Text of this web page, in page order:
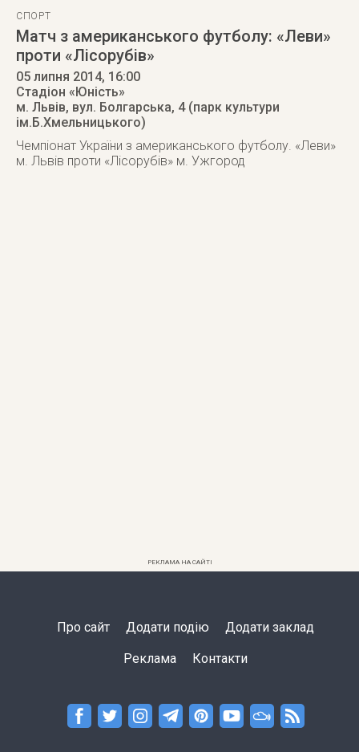
СПОРТ
Матч з американського футболу: «Леви»
проти «Лісорубів»
05 липня 2014, 16:00
Стадіон «Юність»
м. Львів, вул. Болгарська, 4 (парк культури
ім.Б.Хмельницького)
Чемпіонат України з американського футболу. «Леви»
м. Львів проти «Лісорубів» м. Ужгород
РЕКЛАМА НА САЙТІ
Про сайт Додати подію Додати заклад
Реклама Контакти